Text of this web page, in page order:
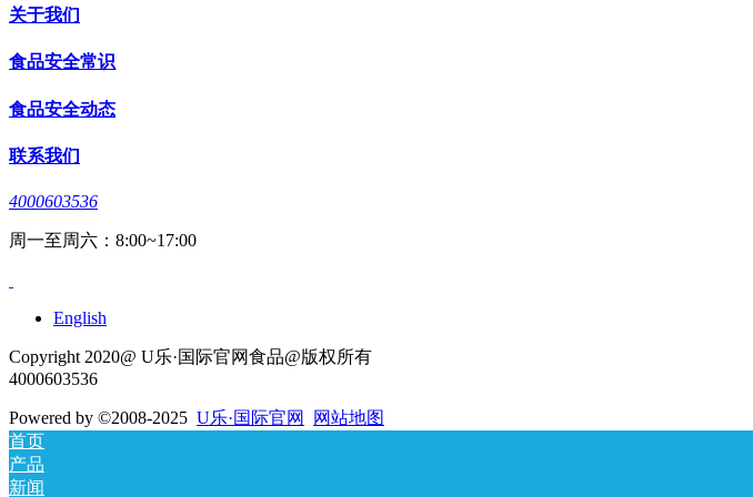
关于我们
食品安全常识
食品安全动态
联系我们
4000603536
周一至周六：8:00~17:00
English
Copyright 2020@ U乐·国际官网食品@版权所有
4000603536
Powered by ©2008-2025 U乐·国际官网
网站地图
首页
产品
新闻